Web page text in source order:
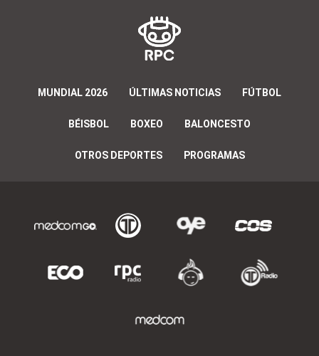
MUNDIAL 2026 ÚLTIMAS NOTICIAS FÚTBOL
BÉISBOL BOXEO BALONCESTO
OTROS DEPORTES PROGRAMAS